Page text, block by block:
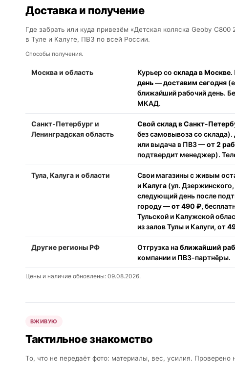
Доставка и получение
Где забрать или куда привезём «Детская коляска Geoby
в Туле и Калуге, ПВЗ по всей России.
Способы получения.
Москва и область Курьер со склада в Москве.
день — доставим сегодня
ближайший рабочий день.
МКАД.
Санкт-Петербург и
Ленинградская область
Свой склад в Санкт-
без самовывоза со
или выдача в ПВЗ —от 2
подтвердит менеджер).
Тула, Калуга и области Свои магазины с живым
иКалуга (ул.
следующий день после
городу —от 490 ₽,
Тульской и Калужской
из залов Тулы и Калуги, от
Другие регионы РФ Отгрузка наближайший
компании и ПВЗ-партнёры.
Цены и наличие обновлены: 09.08.2026.
ВЖИВУЮ
Тактильное знакомство
То, что не передаёт фото: материалы, вес, усилия. Проверено